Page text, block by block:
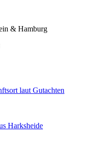
& Hamburg
laut Gutachten
Harksheide